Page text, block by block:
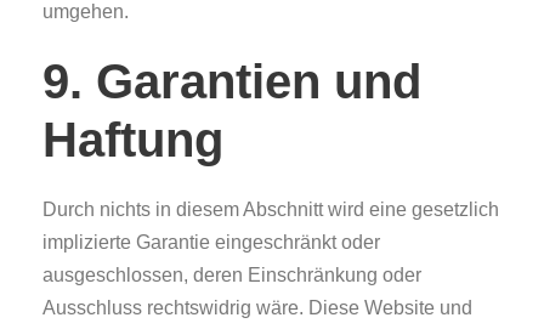
umgehen.
9. Garantien und
Haftung
Durch nichts in diesem Abschnitt wird eine gesetzlich
implizierte Garantie eingeschränkt oder
ausgeschlossen, deren Einschränkung oder
Ausschluss rechtswidrig wäre. Diese Website und